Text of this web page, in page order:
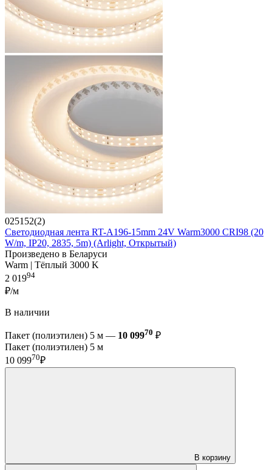
025152(2)
Светодиодная лента RT-A196-15mm 24V Warm3000 CRI98 (20
W/m, IP20, 2835, 5m) (Arlight, Открытый)
Произведено в Беларуси
Warm | Тёплый 3000 K
2 01994
₽/м
В наличии
Пакет (полиэтилен) 5 м — 10 09970 ₽
Пакет (полиэтилен) 5 м
10 09970₽
В корзину